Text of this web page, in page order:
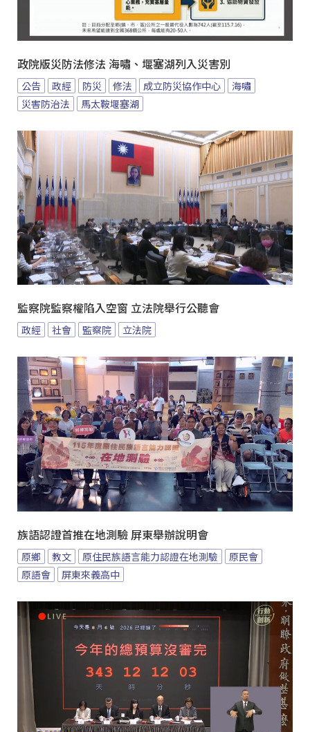
政院版災防法修法 海嘯、堰塞湖列入災害別
公告 政經 防災 修法 成立防災協作中心
海嘯
災害防治法
馬太鞍堰塞湖
監察院監察權陷入空窗 立法院舉行公聽會
政經 社會 監察院 立法院
族語認證首推在地測驗 屏東舉辦說明會
原鄉 教文 原住民族語言能力認證在地測驗
原民會
原語會
屏東來義高中